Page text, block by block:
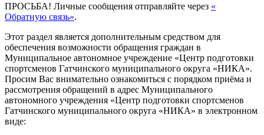
ПРОСЬБА! Личные сообщения отправляйте через «
Обратную связь».
Этот раздел является дополнительным средством для
обеспечения возможности обращения граждан в
Муниципальное автономное учреждение «Центр подготовки
спортсменов Гатчинского муниципального округа «НИКА».
Просим Вас внимательно ознакомиться с порядком приёма и
рассмотрения обращений в адрес Муниципального
автономного учреждения «Центр подготовки спортсменов
Гатчинского муниципального округа «НИКА» в электронном
виде: